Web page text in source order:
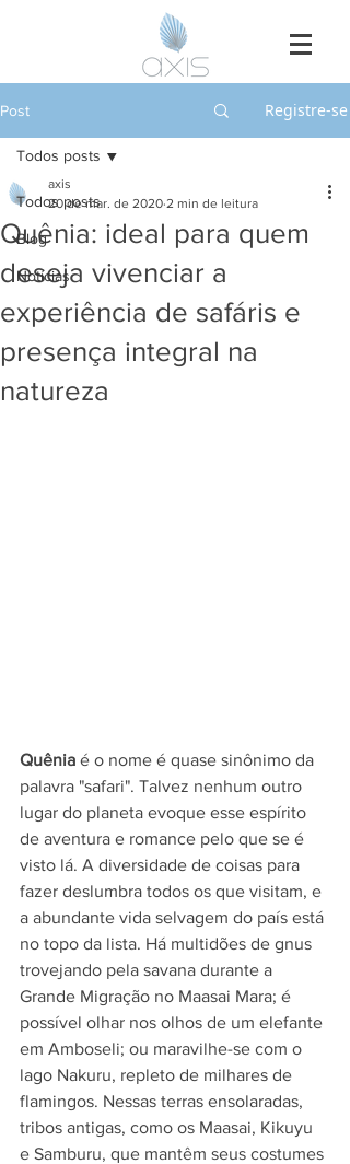
Post Registre-se
Todos posts
Blog
Notícias
Todos posts
Quênia: ideal para quem
deseja vivenciar a
experiência de safáris e
presença integral na
natureza
axis
20 de mar. de 2020 2 min de leitura
Quênia é o nome é quase sinônimo da
palavra "safari". Talvez nenhum outro
lugar do planeta evoque esse espírito
de aventura e romance pelo que se é
visto lá. A diversidade de coisas para
fazer deslumbra todos os que visitam, e
a abundante vida selvagem do país está
no topo da lista. Há multidões de gnus
trovejando pela savana durante a
Grande Migração no Maasai Mara; é
possível olhar nos olhos de um elefante
em Amboseli; ou maravilhe-se com o
lago Nakuru, repleto de milhares de
flamingos. Nessas terras ensolaradas,
tribos antigas, como os Maasai, Kikuyu
e Samburu, que mantêm seus costumes